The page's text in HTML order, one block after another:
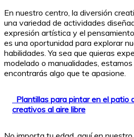
En nuestro centro, la diversión
una variedad de actividades
expresión artística y el
es una oportunidad para explorar
habilidades. Ya sea que quieras
modelado o manualidades,
encontrarás algo que te apasione.
Plantillas para pintar en el patio
creativos al aire libre